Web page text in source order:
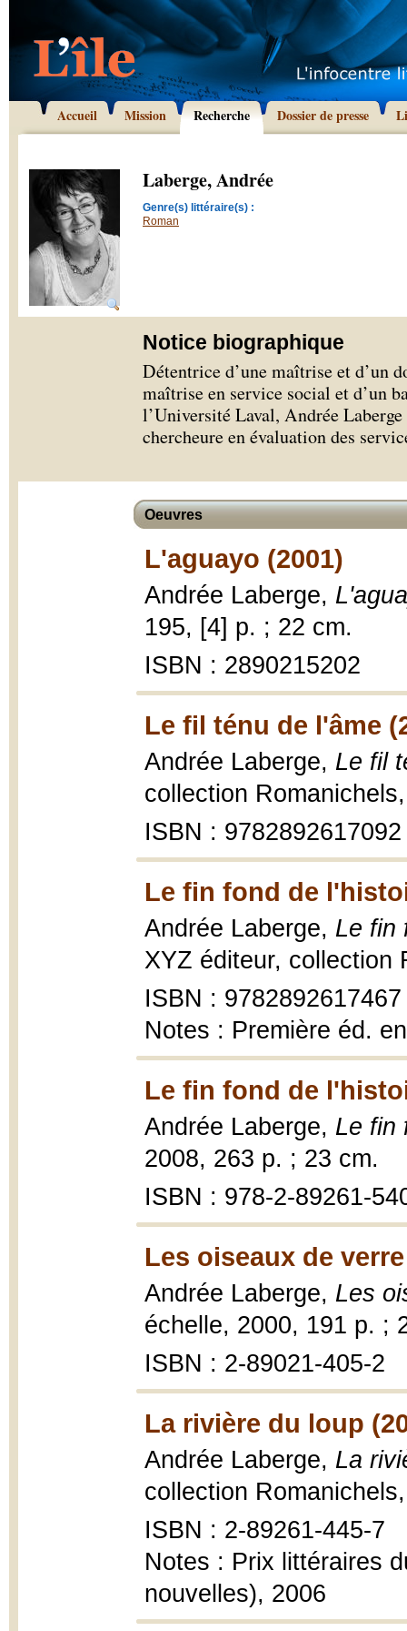
Accueil Mission Recherche Dossier de presse
Laberge, Andrée
Genre(s) littéraire(s) :
Roman
Notice biographique
Détentrice d’une maîtrise et d’un
maîtrise en service social et d’un
l’Université Laval, Andrée
chercheure en évaluation des
Oeuvres
L'aguayo (2001)
Andrée Laberge,
195, [4] p. ; 22 cm.
ISBN : 2890215202
Le fil ténu de l'âme
Andrée Laberge, Le fil
collection
ISBN : 9782892617092
Le fin fond de
Andrée Laberge, Le fin
XYZ éditeur, collection
ISBN : 9782892617467
Notes : Première éd.
Le fin fond de
Andrée Laberge, Le fin
2008, 263 p. ; 23 cm.
ISBN : 978-2-89261-
Les oiseaux de
Andrée Laberge, Les
échelle, 2000, 191 p. ;
ISBN : 2-89021-405-2
La rivière du loup
Andrée Laberge, La
collection
ISBN : 2-89261-445-7
Notes : Prix littéraires
nouvelles), 2006